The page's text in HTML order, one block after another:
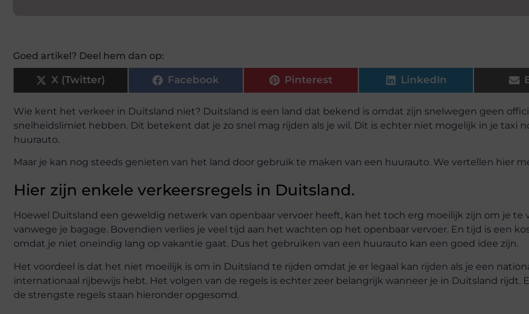
Goed artikel? Deel hem dan op:
X (Twitter) Facebook Pinterest LinkedIn
Wie kent het verkeer in Duitsland niet? Duitsland is een land dat bekend is omdat zijn snelwegen geen
snelheidslimiet hebben. Dit betekent dat je zo snel mag rijden als je wil. Dit is echter niet mogelijk in je taxi
huurauto.
Maar je kan nog steeds genieten van het land door gebruik te maken van een huurauto. We vertellen hier
Hier zijn enkele verkeersregels in Duitsland.
Hoewel Duitsland een geweldig netwerk van openbaar vervoer heeft, kan het toch erg moeilijk zijn om je te
vanwege je bagage. Bovendien verlies je veel tijd aan het wachten op het openbaar vervoer. En tijd is een
omdat je niet oneindig lang op vakantie gaat. Dus het gebruiken van een huurauto kan een goed idee zijn.
Het voordeel is dat het niet moeilijk is om in Duitsland te rijden omdat je er legaal kan rijden als je een
internationaal rijbewijs hebt. Het volgen van de regels is echter zeer belangrijk wanneer je in Duitsland rijdt.
de strengste regels staan hieronder opgesomd.